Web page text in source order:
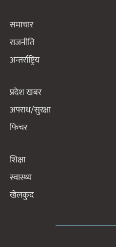
समाचार
राजनीति
अन्तर्राष्ट्रिय
प्रदेश खबर
अपराध/सुरक्षा
फिचर
शिक्षा
स्वास्थ्य
खेलकुद